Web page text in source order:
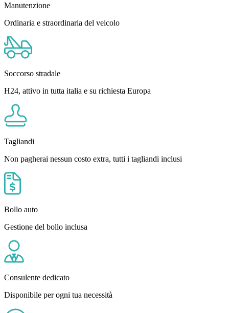
Manutenzione
Ordinaria e straordinaria del veicolo
Soccorso stradale
H24, attivo in tutta italia e su richiesta Europa
Tagliandi
Non pagherai nessun costo extra, tutti i tagliandi inclusi
Bollo auto
Gestione del bollo inclusa
Consulente dedicato
Disponibile per ogni tua necessità